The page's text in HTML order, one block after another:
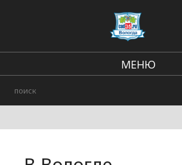
МЕНЮ
Городские события